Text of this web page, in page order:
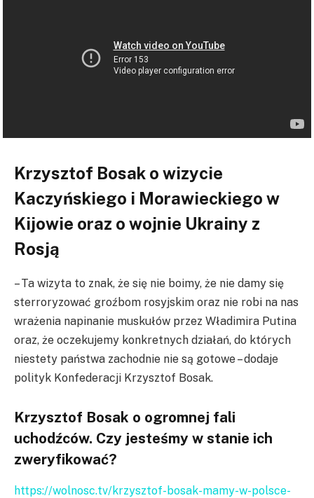
Krzysztof Bosak o wizycie
Kaczyńskiego i Morawieckiego w
Kijowie oraz o wojnie Ukrainy z
Rosją
– Ta wizyta to znak, że się nie boimy, że nie damy się
sterroryzować groźbom rosyjskim oraz nie robi na nas
wrażenia napinanie muskułów przez Władimira Putina
oraz, że oczekujemy konkretnych działań, do których
niestety państwa zachodnie nie są gotowe – dodaje
polityk Konfederacji Krzysztof Bosak.
Krzysztof Bosak o ogromnej fali
uchodźców. Czy jesteśmy w stanie ich
zweryfikować?
https://wolnosc.tv/krzysztof-bosak-mamy-w-polsce-